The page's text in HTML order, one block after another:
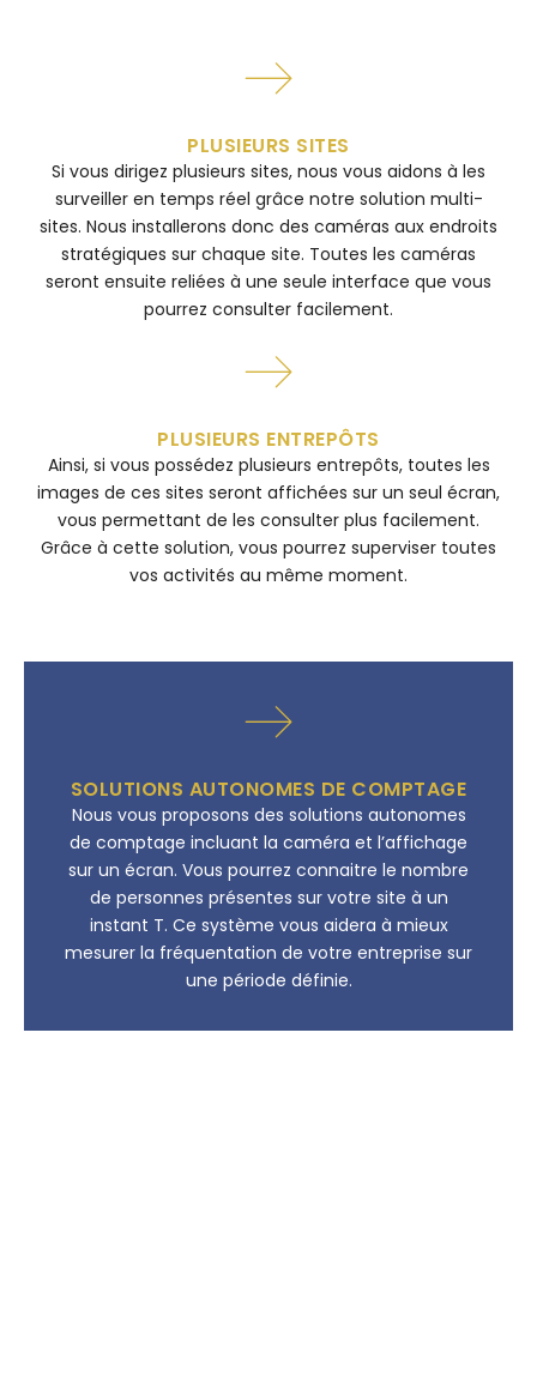
PLUSIEURS SITES
Si vous dirigez plusieurs sites, nous vous aidons à les
surveiller en temps réel grâce notre solution multi-
sites. Nous installerons donc des caméras aux endroits
stratégiques sur chaque site. Toutes les caméras
seront ensuite reliées à une seule interface que vous
pourrez consulter facilement.
PLUSIEURS ENTREPÔTS
Ainsi, si vous possédez plusieurs entrepôts, toutes les
images de ces sites seront affichées sur un seul écran,
vous permettant de les consulter plus facilement.
Grâce à cette solution, vous pourrez superviser toutes
vos activités au même moment.
SOLUTIONS AUTONOMES DE COMPTAGE
Nous vous proposons des solutions autonomes
de comptage incluant la caméra et l’affichage
sur un écran. Vous pourrez connaitre le nombre
de personnes présentes sur votre site à un
instant T. Ce système vous aidera à mieux
mesurer la fréquentation de votre entreprise sur
une période définie.